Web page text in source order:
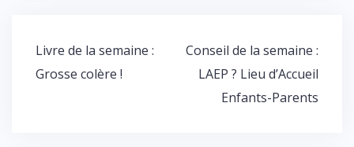
Navigation
de
l’article
Livre de la semaine :
Grosse colère !
Conseil de la semaine :
LAEP ? Lieu d’Accueil
Enfants-Parents